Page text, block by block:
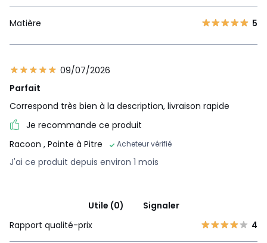
Matière 5
09/07/2026
Parfait
Correspond très bien à la description, livraison rapide
Je recommande ce produit
Racoon , Pointe à Pitre Acheteur vérifié
J'ai ce produit depuis environ 1 mois
Utile (0)
Signaler
Rapport qualité-prix
4